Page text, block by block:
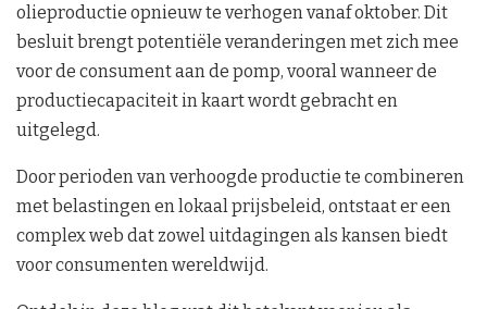
olieproductie opnieuw te verhogen vanaf oktober. Dit
besluit brengt potentiële veranderingen met zich mee
voor de consument aan de pomp, vooral wanneer de
productiecapaciteit in kaart wordt gebracht en
uitgelegd.
Door perioden van verhoogde productie te combineren
met belastingen en lokaal prijsbeleid, ontstaat er een
complex web dat zowel uitdagingen als kansen biedt
voor consumenten wereldwijd.